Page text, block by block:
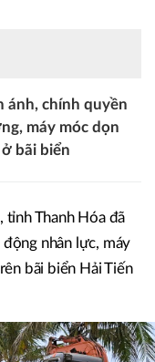
ánh, chính quyền
máy móc dọn
bãi biển
tỉnh Thanh Hóa đã
nhân lực, máy
bãi biển Hải Tiến